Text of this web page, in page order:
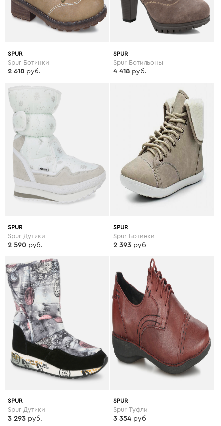
SPUR
Spur Ботинки
2 618 руб.
SPUR
Spur Ботильоны
4 418 руб.
SPUR
Spur Дутики
2 590 руб.
SPUR
Spur Ботинки
2 393 руб.
SPUR
Spur Дутики
3 293 руб.
SPUR
Spur Туфли
3 354 руб.